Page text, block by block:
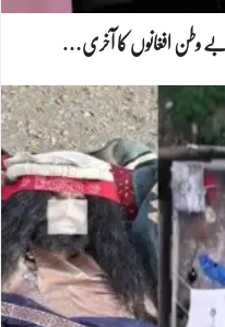
وطن افغانوں کا آخری…